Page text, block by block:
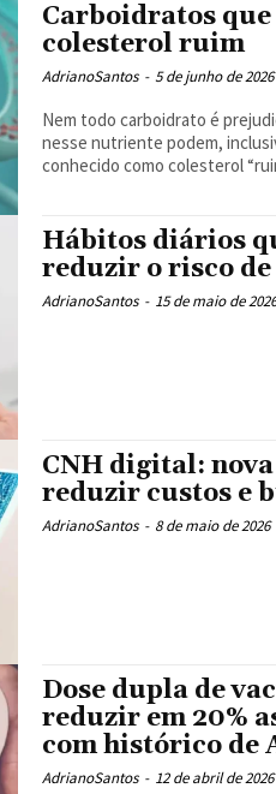
Carboidratos
colesterol ruim
AdrianoSantos - 5 de junho de 2026
Nem todo carboidrato é
nesse nutriente podem,
conhecido como colesterol
Hábitos diários
reduzir o risco
AdrianoSantos - 15 de maio de
CNH digital:
reduzir custos e
AdrianoSantos - 8 de maio de 2026
Dose dupla de
reduzir em 20%
com histórico de
AdrianoSantos - 12 de abril de 2026